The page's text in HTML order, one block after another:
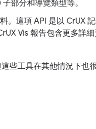
部分和導覽類型等。
。這項 API 是以 CrUX
Vis 報告包含更多詳細
些工具在其他情況下也